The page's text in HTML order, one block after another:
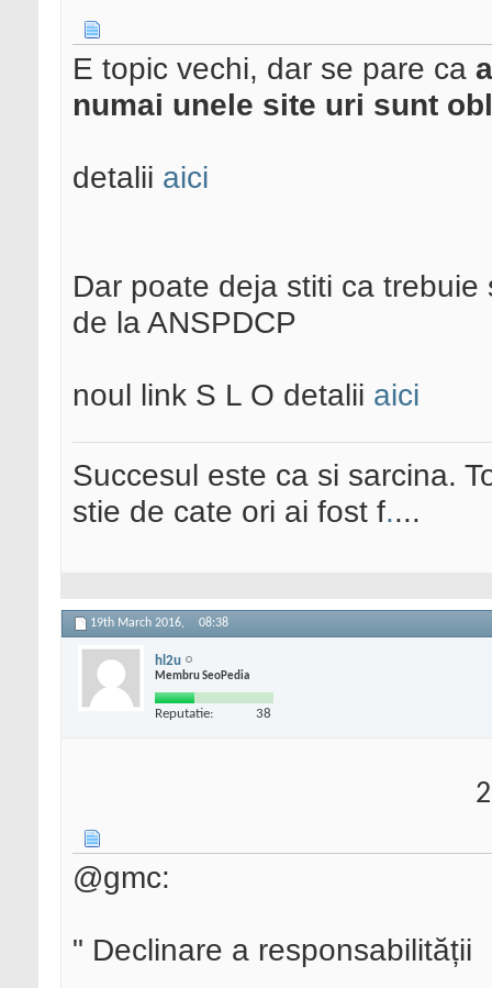
E topic vechi, dar se pare ca
numai unele site uri sunt
detalii aici
Dar poate deja stiti ca
de la ANSPDCP
noul link S L O detalii aici
Succesul este ca si sarcina.
stie de cate ori ai fost f....
19th March 2016, 08:38
hl2u
Membru SeoPedia
Reputatie: 38
@gmc:
" Declinare a responsabilității